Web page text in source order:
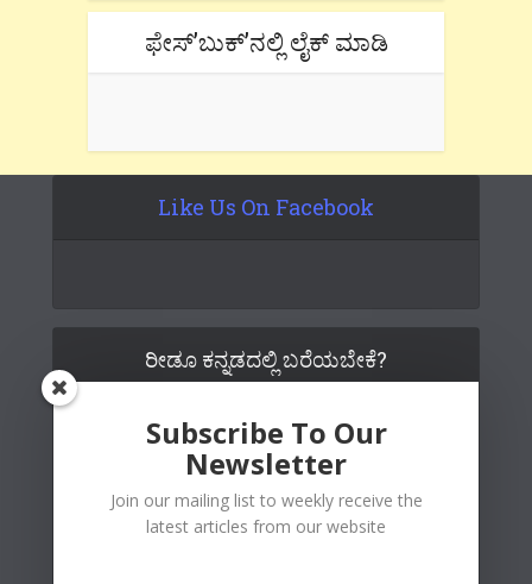
ಫೇಸ್’ಬುಕ್’ನಲ್ಲಿ ಲೈಕ್ ಮಾಡಿ
Like Us On Facebook
ರೀಡೂ ಕನ್ನಡದಲ್ಲಿ ಬರೆಯಬೇಕೆ?
Subscribe To Our
Newsletter
Join our mailing list to weekly receive the
latest articles from our website